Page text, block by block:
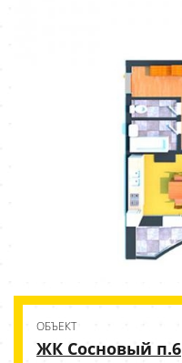
ОБЪЕКТ
ЖК Сосновый п.6